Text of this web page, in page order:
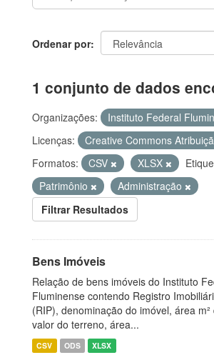
Ordenar por
1 conjunto de dados
Organizações:
Instituto Federal
Licenças:
Creative Commons
Formatos:
CSV XLSX
Patrimônio
Administração
Filtrar Resultados
Bens Imóveis
Relação de bens imóveis do Instituto
Fluminense contendo Registro
(RIP), denominação do imóvel, área
valor do terreno, área...
CSV ODS XLSX